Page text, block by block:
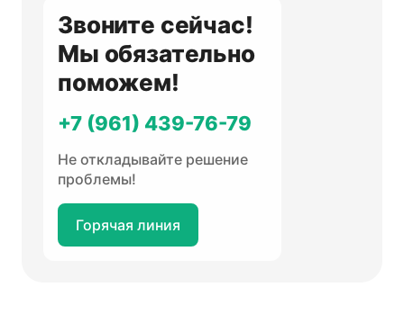
Звоните сейчас!
Мы обязательно
поможем!
+7 (961) 439-76-79
Не откладывайте решение
проблемы!
Горячая линия